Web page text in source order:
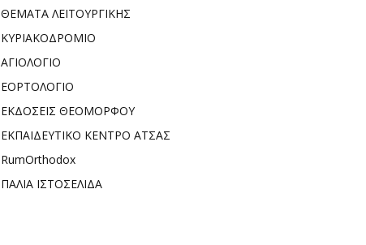
ΘΕΜΑΤΑ ΛΕΙΤΟΥΡΓΙΚΗΣ
ΚΥΡΙΑΚΟΔΡΟΜΙΟ
ΑΓΙΟΛΟΓΙΟ
ΕΟΡΤΟΛΟΓΙΟ
ΕΚΔΟΣΕΙΣ ΘΕΟΜΟΡΦΟΥ
ΕΚΠΑΙΔΕΥΤΙΚΟ ΚΕΝΤΡΟ ΑΤΣΑΣ
RumOrthodox
ΠΑΛΙΑ ΙΣΤΟΣΕΛΙΔΑ